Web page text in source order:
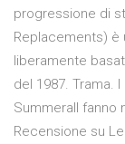
progressione di
Replacements) è
liberamente
del 1987. Trama.
Summerall fanno
Recensione su